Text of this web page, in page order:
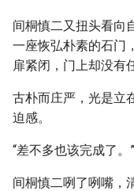
间桐慎二又扭头看向
一座恢弘朴素的石门
扉紧闭，门上却没有
古朴而庄严，光是立
迫感。
“差不多也该完成了。”
间桐慎二咧了咧嘴，